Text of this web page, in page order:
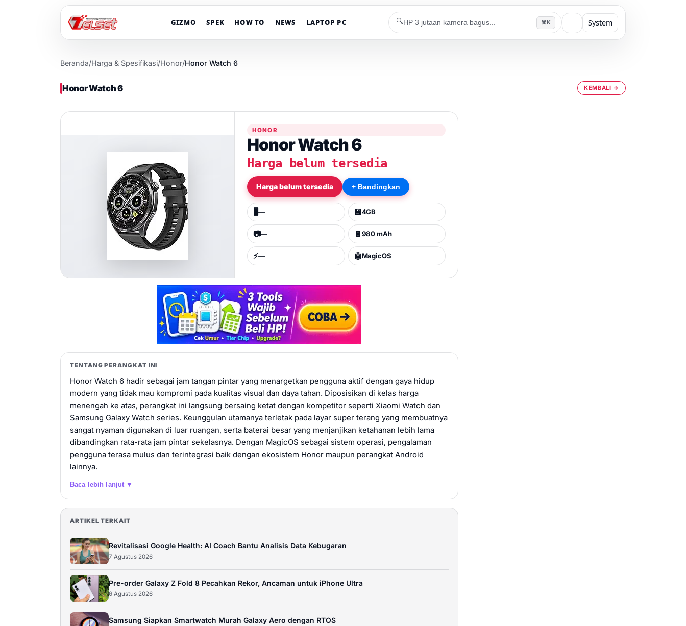
GIZMO SPEK HOW TO NEWS LAPTOP PC 🔍 ⌘K System
Beranda/Harga & Spesifikasi/Honor/Honor Watch 6
Honor Watch 6 KEMBALI →
HONOR
Honor Watch 6
Harga belum tersedia
Harga belum tersedia + Bandingkan
🖥️— 💾4GB
📷— 🔋 980 mAh
⚡— 🤖MagicOS
TENTANG PERANGKAT INI
Honor Watch 6 hadir sebagai jam tangan pintar yang menargetkan pengguna aktif dengan gaya hidup
modern yang tidak mau kompromi pada kualitas visual dan daya tahan. Diposisikan di kelas harga
menengah ke atas, perangkat ini langsung bersaing ketat dengan kompetitor seperti Xiaomi Watch dan
Samsung Galaxy Watch series. Keunggulan utamanya terletak pada layar super terang yang membuatnya
sangat nyaman digunakan di luar ruangan, serta baterai besar yang menjanjikan ketahanan lebih lama
dibandingkan rata-rata jam pintar sekelasnya. Dengan MagicOS sebagai sistem operasi, pengalaman
pengguna terasa mulus dan terintegrasi baik dengan ekosistem Honor maupun perangkat Android
lainnya.
Baca lebih lanjut ▼
ARTIKEL TERKAIT
Revitalisasi Google Health: AI Coach Bantu Analisis Data Kebugaran
7 Agustus 2026
Pre-order Galaxy Z Fold 8 Pecahkan Rekor, Ancaman untuk iPhone Ultra
6 Agustus 2026
Samsung Siapkan Smartwatch Murah Galaxy Aero dengan RTOS